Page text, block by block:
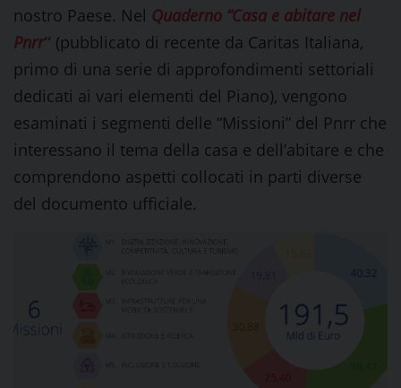
nostro Paese. Nel Quaderno “Casa e abitare nel
Pnrr“ (pubblicato di recente da Caritas Italiana,
primo di una serie di approfondimenti settoriali
dedicati ai vari elementi del Piano), vengono
esaminati i segmenti delle “Missioni” del Pnrr che
interessano il tema della casa e dell’abitare e che
comprendono aspetti collocati in parti diverse
del documento ufficiale.